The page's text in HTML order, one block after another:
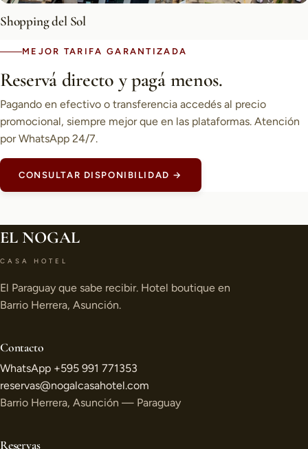
Shopping del Sol
MEJOR TARIFA GARANTIZADA
Reservá directo y pagá menos.
Pagando en efectivo o transferencia accedés al precio
promocional, siempre mejor que en las plataformas. Atención
por WhatsApp 24/7.
CONSULTAR DISPONIBILIDAD →
EL NOGAL
CASA HOTEL
El Paraguay que sabe recibir. Hotel boutique en
Barrio Herrera, Asunción.
Contacto
WhatsApp +595 991 771353
reservas@nogalcasahotel.com
Barrio Herrera, Asunción — Paraguay
Reservas